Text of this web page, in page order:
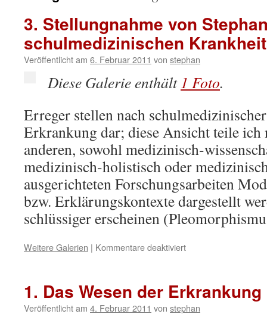
3. Stellungnahme von
schulmedizinischen
Veröffentlicht am 6. Februar 2011 von stephan
Diese Galerie enthält1 Foto.
Erreger stellen nach
Erkrankung dar; diese Ansicht teile ich
anderen, sowohl medizinisch-
medizinisch-holistisch oder
ausgerichteten Forschungsarbeiten
bzw. Erklärungskontexte dargestellt
schlüssiger erscheinen
Weitere Galerien | Kommentare deaktiviertfür
Stephan
Hollweg
1. Das Wesen der Erkrankung
Veröffentlicht am 4. Februar 2011 von stephan